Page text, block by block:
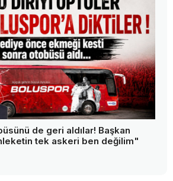
de geri aldılar! Başkan
tek askeri ben değilim"